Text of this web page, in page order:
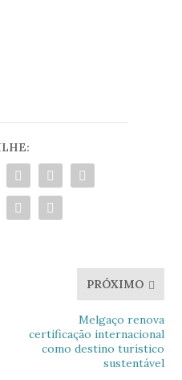
PRÓXIMO
Melgaço renova
certificação internacional
como destino turístico
sustentável